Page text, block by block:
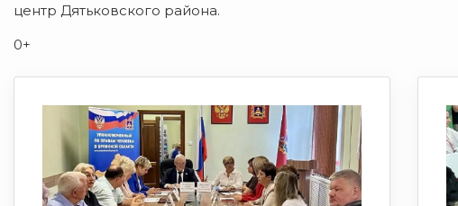
центр Дятьковского района.
0+